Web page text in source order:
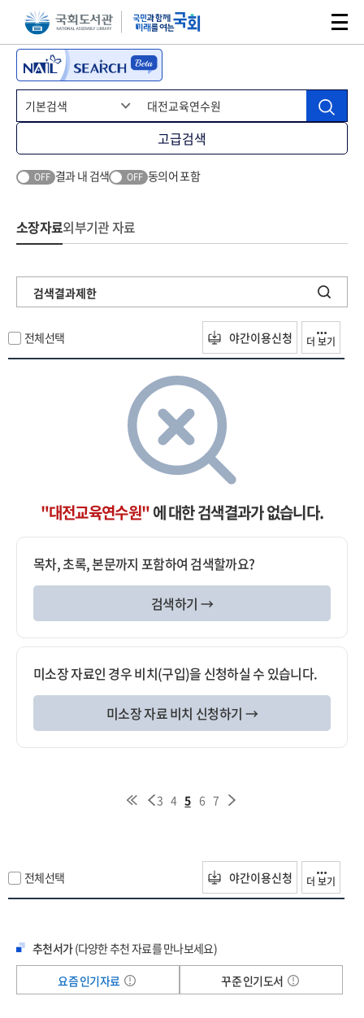
본문 바로가기주메뉴 바로가기
고급검색
OFF 결과 내 검색 OFF 동의어 포함
소장자료외부기관 자료
검색결과제한
전체선택 야간이용신청 더 보기
"대전교육연수원"에 대한 검색결과가 없습니다.
목차, 초록, 본문까지 포함하여 검색할까요?
검색하기 →
미소장 자료인 경우 비치(구입)을 신청하실 수 있습니다.
미소장 자료 비치 신청하기 →
3 4 5 6 7
전체선택 야간이용신청 더 보기
추천서가(다양한 추천 자료를 만나보세요)
요즘 인기자료
꾸준 인기도서